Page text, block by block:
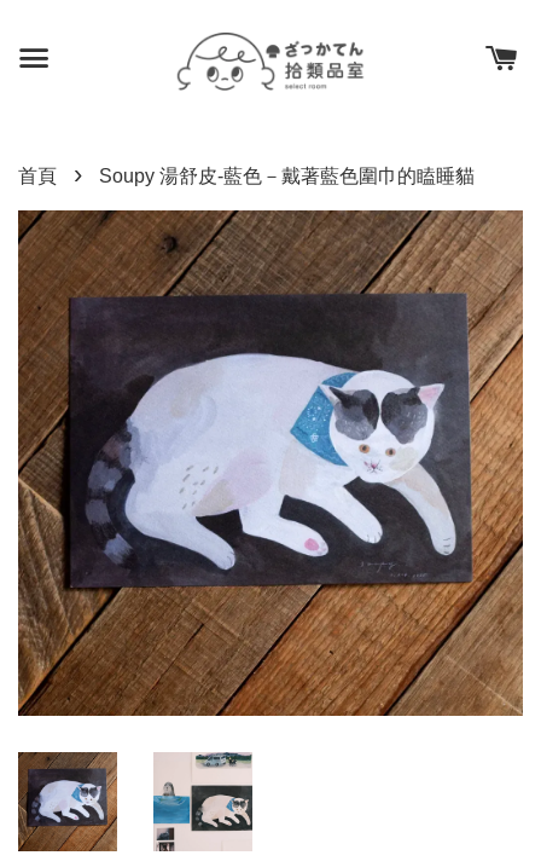
首頁 › Soupy 湯舒皮-藍色－戴著藍色圍巾的瞌睡貓